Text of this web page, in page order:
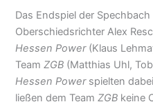
Das Endspiel der
Oberschiedsrichter Alex
Hessen Power(Klaus
TeamZGB (Matthias Uhl,
Hessen Powerspielten
ließen dem TeamZGB keine